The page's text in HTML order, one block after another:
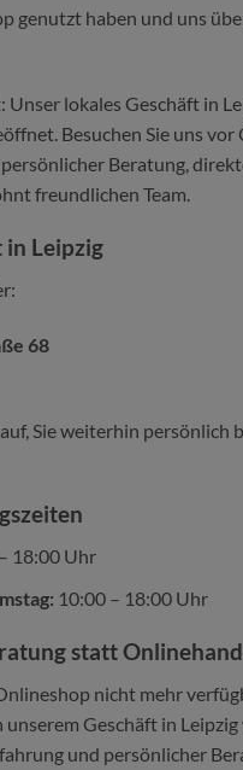
genutzt haben und uns
Unser lokales Geschäft in
Besuchen Sie uns vor
Beratung,
freundlichen Team.
in Leipzig
68
Sie weiterhin persönlich
18:00 Uhr
10:00 – 18:00 Uhr
statt
nicht mehr
Geschäft in
und persönlicher